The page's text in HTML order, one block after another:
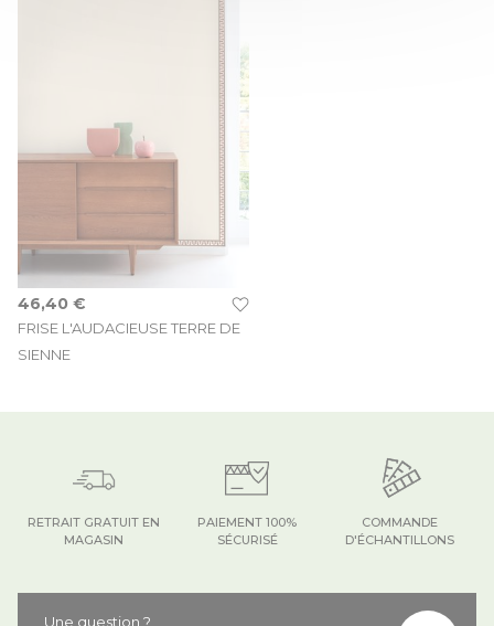
FRISE L'AUDACIEUSE TERRE DE
SIENNE
46,40 €
COMMANDE
D'ÉCHANTILLONS
PAIEMENT 100%
SÉCURISÉ
RETRAIT GRATUIT EN
MAGASIN
Une question ?